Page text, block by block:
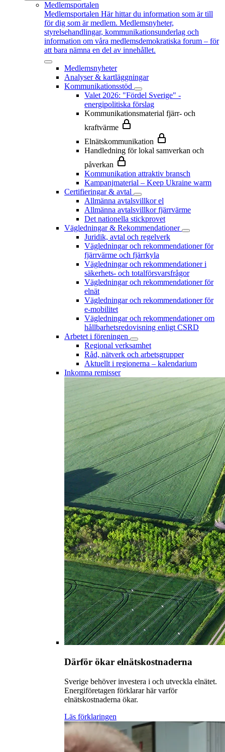
Medlemsportalen
Medlemsportalen Här hittar du information som är till
för dig som är medlem. Medlemsnyheter,
styrelsehandlingar, kommunikationsunderlag och
information om våra medlemsdemokratiska forum – för
att bara nämna en del av innehållet.
Medlemsnyheter
Analyser & kartläggningar
Kommunikationsstöd
Valet 2026: "Fördel Sverige" -
energipolitiska förslag
Kommunikationsmaterial fjärr- och
kraftvärme
Elnätskommunikation
Handledning för lokal samverkan och
påverkan
Kommunikation attraktiv bransch
Kampanjmaterial – Keep Ukraine warm
Certifieringar & avtal
Allmänna avtalsvillkor el
Allmänna avtalsvillkor fjärrvärme
Det nationella stickprovet
Vägledningar & Rekommendationer
Juridik, avtal och regelverk
Vägledningar och rekommendationer för
fjärrvärme och fjärrkyla
Vägledningar och rekommendationer i
säkerhets- och totalförsvarsfrågor
Vägledningar och rekommendationer för
elnät
Vägledningar och rekommendationer för
e-mobilitet
Vägledningar och rekommendationer om
hållbarhetsredovisning enligt CSRD
Arbetet i föreningen
Regional verksamhet
Råd, nätverk och arbetsgrupper
Aktuellt i regionerna – kalendarium
Inkomna remisser
Därför ökar elnätskostnaderna
Sverige behöver investera i och utveckla elnätet.
Energiföretagen förklarar här varför
elnätskostnaderna ökar.
Läs förklaringen